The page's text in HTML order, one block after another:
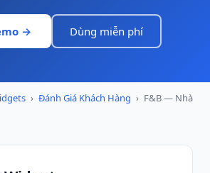
→ Dùng miễn phí
› Đánh Giá Khách Hàng › F&B — Nhà